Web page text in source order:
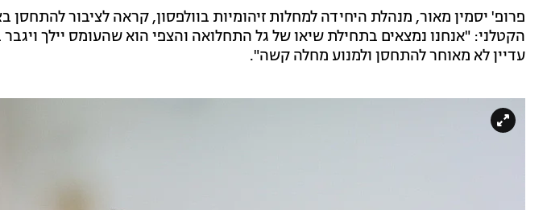
פרופ' יסמין מאור, מנהלת היחידה למחלות זיהומיות בוולפסון, קראה לציבור להתחסן
הקטלני: "אנחנו נמצאים בתחילת שיאו של גל התחלואה והצפי הוא שהעומס יילך
עדיין לא מאוחר להתחסן ולמנוע מחלה קשה".